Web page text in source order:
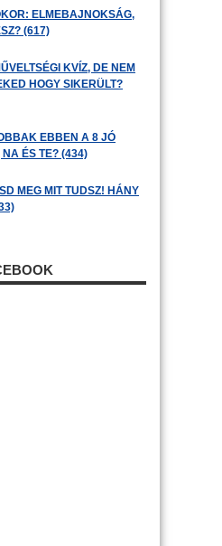
ELMEBAJNOKSÁG,
(617)
KVÍZ, DE NEM
HOGY SIKERÜLT?
EBBEN A 8 JÓ
ÉS TE? (434)
MEG MIT TUDSZ! HÁNY